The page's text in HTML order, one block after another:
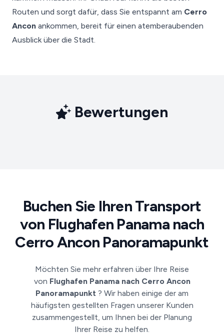
Routen und sorgt dafür, dass Sie entspannt am Cerro
Ancon ankommen, bereit für einen atemberaubenden
Ausblick über die Stadt.
Bewertungen
Buchen Sie Ihren Transport
von Flughafen Panama nach
Cerro Ancon Panoramapunkt
Möchten Sie mehr erfahren über Ihre Reise
von Flughafen Panama nach Cerro Ancon
Panoramapunkt ? Wir haben einige der am
häufigsten gestellten Fragen unserer Kunden
zusammengestellt, um Ihnen bei der Planung
Ihrer Reise zu helfen.